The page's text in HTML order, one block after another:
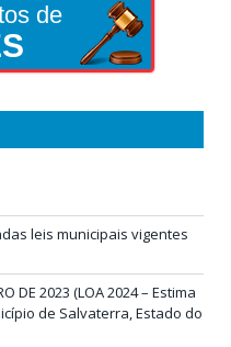
de
leis municipais vigentes
DE 2023 (LOA 2024 – Estima
de Salvaterra, Estado do